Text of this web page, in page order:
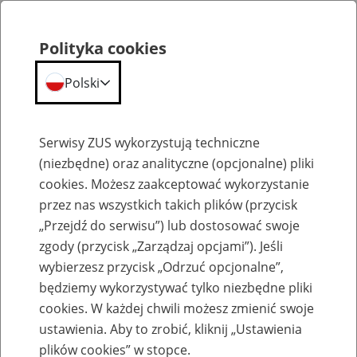
Komunikaty
Zmiany w obsłudze klientów w
Inspektoracie ZUS w Kwidzynie
Polityka cookies
Polski
Serwisy ZUS wykorzystują techniczne
(niezbędne) oraz analityczne (opcjonalne) pliki
cookies. Możesz zaakceptować wykorzystanie
przez nas wszystkich takich plików (przycisk
„Przejdź do serwisu”) lub dostosować swoje
zgody (przycisk „Zarządzaj opcjami”). Jeśli
wybierzesz przycisk „Odrzuć opcjonalne”,
będziemy wykorzystywać tylko niezbędne pliki
cookies. W każdej chwili możesz zmienić swoje
ustawienia. Aby to zrobić, kliknij „Ustawienia
plików cookies” w stopce.